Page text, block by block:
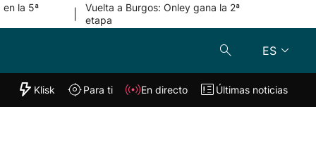
la 5ª
Vuelta a Burgos: Onley gana la 2ª
etapa
ES
"Helmuga"
Klisk En directo
Klisk Para ti En directo Últimas noticias